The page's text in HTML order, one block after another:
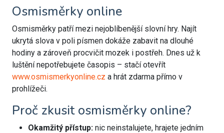
Osmisměrky online
Osmisměrky patří mezi nejoblíbenější slovní hry. Najít
ukrytá slova v poli písmen dokáže zabavit na dlouhé
hodiny a zároveň procvičit mozek i postřeh. Dnes už k
luštění nepotřebujete časopis – stačí otevřít
www.osmismerkyonline.cz a hrát zdarma přímo v
prohlížeči.
Proč zkusit osmisměrky online?
Okamžitý přístup: nic neinstalujete, hrajete jedním